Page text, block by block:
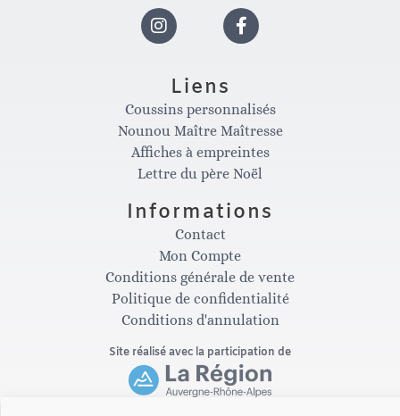
I
n
s
t
a
g
r
a
F
c
e
b
o
o
k
Liens
Coussins personnalisés
Nounou Maître Maîtresse
Affiches à empreintes
Lettre du père Noël
Informations
Contact
Mon Compte
Conditions générale de vente
Politique de confidentialité
Conditions d'annulation
Site réalisé avec la participation de